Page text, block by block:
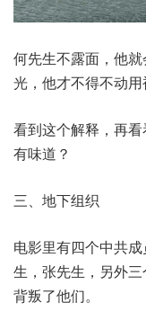
何先生不露面，他
光，他才不得不动用
看到这个解释，再
有味道？
三、地下组织
电影里有四个中共
生，张先生，另外
背叛了他们。